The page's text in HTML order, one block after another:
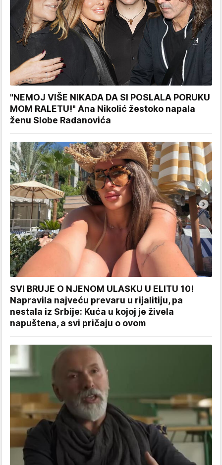
"NEMOJ VIŠE NIKADA DA SI POSLALA PORUKU
MOM RALETU!" Ana Nikolić žestoko napala
ženu Slobe Radanovića
SVI BRUJE O NJENOM ULASKU U ELITU 10!
Napravila najveću prevaru u rijalitiju, pa
nestala iz Srbije: Kuća u kojoj je živela
napuštena, a svi pričaju o ovom